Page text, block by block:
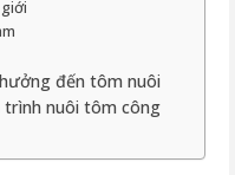
đến tôm nuôi
trình nuôi tôm công